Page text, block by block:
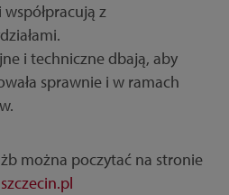
z
i techniczne dbają, aby
sprawnie i w ramach
można poczytać na stronie